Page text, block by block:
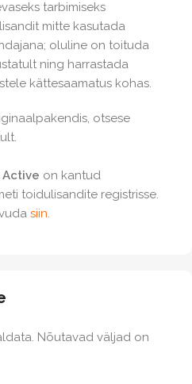
tarbimiseks
mitte kasutada
oluline on toituda
ning harrastada
kättesaamatus kohas.
otsese
Active on kantud
toidulisandite registrisse.
siin.
Nõutavad väljad on